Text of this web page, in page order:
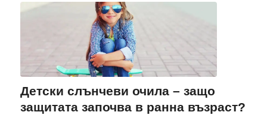
Детски слънчеви очила – защо
защитата започва в ранна възраст?